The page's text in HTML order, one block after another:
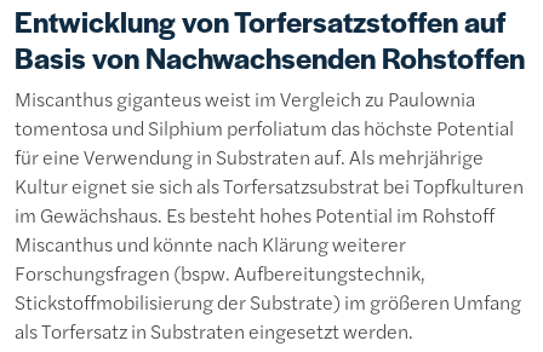
Entwicklung von Torfersatzstoffen auf
Basis von Nachwachsenden Rohstoffen
Miscanthus giganteus weist im Vergleich zu Paulownia
tomentosa und Silphium perfoliatum das höchste Potential
für eine Verwendung in Substraten auf. Als mehrjährige
Kultur eignet sie sich als Torfersatzsubstrat bei Topfkulturen
im Gewächshaus. Es besteht hohes Potential im Rohstoff
Miscanthus und könnte nach Klärung weiterer
Forschungsfragen (bspw. Aufbereitungstechnik,
Stickstoffmobilisierung der Substrate) im größeren Umfang
als Torfersatz in Substraten eingesetzt werden.